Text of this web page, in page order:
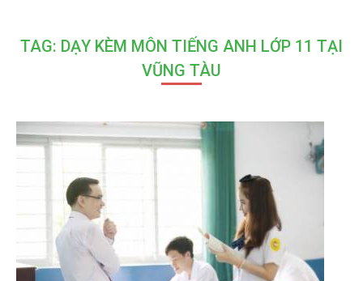
TAG: DẠY KÈM MÔN TIẾNG ANH LỚP 11 TẠI
VŨNG TÀU